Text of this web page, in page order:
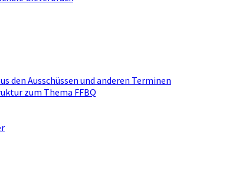
den Ausschüssen und anderen Terminen
zum Thema FFBQ